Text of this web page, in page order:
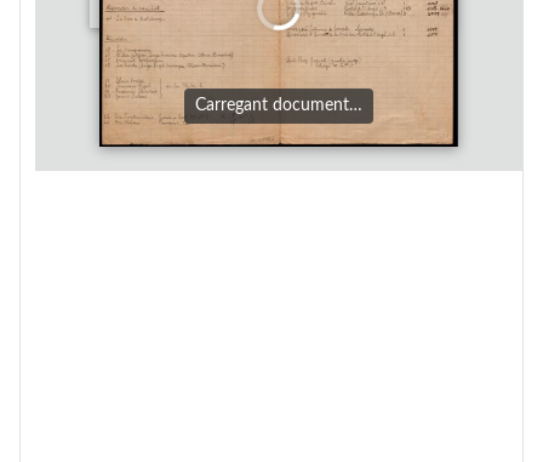
Carregant document…